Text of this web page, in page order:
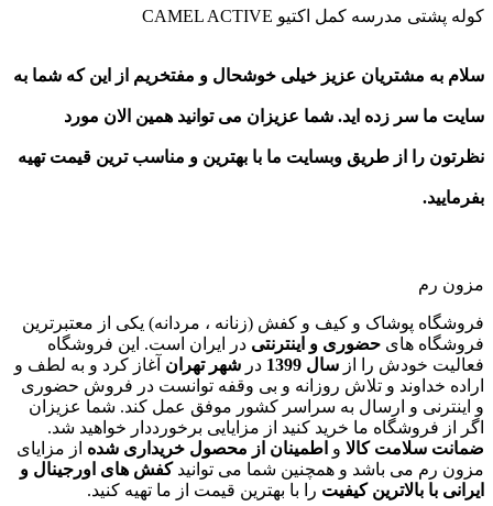
کوله پشتی مدرسه کمل اکتیو CAMEL ACTIVE
سلام به مشتریان عزیز خیلی خوشحال و مفتخریم از این که شما به
سایت ما سر زده اید. شما عزیزان می توانید همین الان مورد
نظرتون را از طریق وبسایت ما با بهترین و مناسب ترین قیمت تهیه
بفرمایید.
مزون رم
فروشگاه پوشاک و کیف و کفش (زنانه ، مردانه) یکی از معتبرترین
فروشگاه های حضوری و اینترنتی در ایران است. این فروشگاه
فعالیت خودش را از سال 1399 در شهر تهران آغاز کرد و به لطف و
اراده خداوند و تلاش روزانه و بی وقفه توانست در فروش حضوری
و اینترنی و ارسال به سراسر کشور موفق عمل کند. شما عزیزان
اگر از فروشگاه ما خرید کنید از مزایایی برخورددار خواهید شد.
ضمانت سلامت کالا و اطمینان از محصول خریداری شده از مزایای
مزون رم می باشد و همچنین شما می توانیدکفش های اورجینال و
ایرانی با بالاترین کیفیت را با بهترین قیمت از ما تهیه کنید.